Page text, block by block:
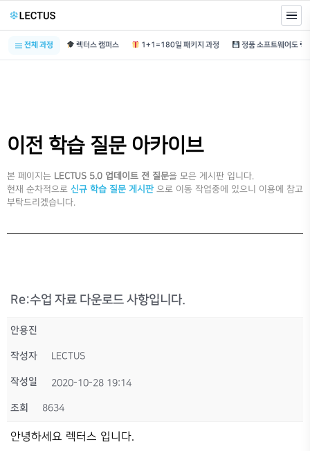
전체 과정 렉터스 캠퍼스 1+1=180일 패키지 과정
이전 학습 질문 아카이브
본 페이지는 LECTUS 5.0 업데이트 전 질문을 모은 게시판 입니다.
현재 순차적으로 신규 학습 질문 게시판 으로 이동 작업중에 있으니 이용에 참고
부탁드리겠습니다.
Re:수업 자료 다운로드 사항입니다.
안용진
작성자 LECTUS
작성일 2020-10-28 19:14
조회 8634
안녕하세요 렉터스 입니다.